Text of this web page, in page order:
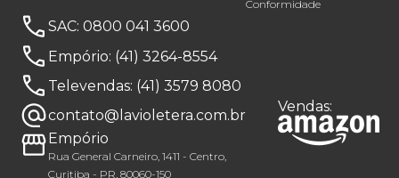
Conformidade
SAC: 0800 041 3600
Empório: (41) 3264-8554
Televendas: (41) 3579 8080
contato@lavioletera.com.br
Empório
Rua General Carneiro, 1411 - Centro,
Curitiba - PR, 80060-150
Vendas: